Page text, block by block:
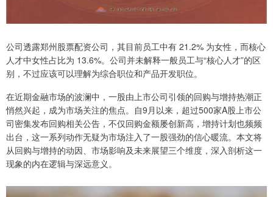
公司透露郑州股票配资公司，其目前员工中有 21.2% 为女性，而核心
人才中女性占比为 13.6%。公司并未解释一般员工与“核心人才”的区
别，不过应该可以理解为综合职位和产品开发职位。
在近期金融市场的波澜中，一股由上市公司引领的回购与增持热潮正
悄然兴起，成为市场关注的焦点。自9月以来，超过500家A股上市公
司密集发布回购相关公告，不仅回购金额屡创新高，增持计划也频频
出台，这一系列动作无疑为市场注入了一股强劲的信心暖流。本文将
从回购与增持的动因、市场影响及未来展望三个维度，深入剖析这一
现象的内在逻辑与深远意义。